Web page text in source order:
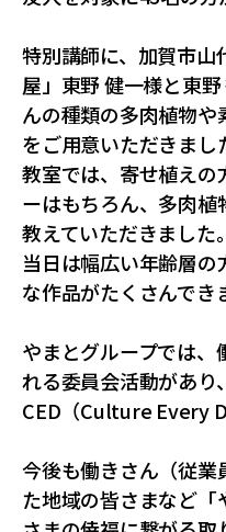
株式会社ONKURI
おふくろの味総合研究
株式会社カーチョイス
株式会社UNITY
株式会社HAND
株式会社ファミリア
株式会社make better
株式会社YAMATO Asia
カーチョイス・レンタ
株式会社AKKO
特定非営利活動法人ホ
一般社団法人日本うん
トータルライフスタイ
農業法人の運営・管理
フードサービス事業
リサーチ・アンド・デ
食品の品質・衛生管理
ロジスティクス事業
福祉就労支援事業
健康経営の取り組みに
特別講師に、加賀市
屋」東野 健一様と東
んの種類の多肉植物
をご用意いただきまし
教室では、寄せ植えの
ーはもちろん、多肉植
教えていただきました。
当日は幅広い年齢層
な作品がたくさんでき
やまとグループでは、
れる委員会活動があり
CED（Culture Every
今後も働きさん（従業
た地域の皆さまなど